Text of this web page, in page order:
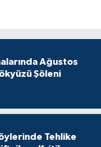
Ağustos
Şöleni
Tehlike